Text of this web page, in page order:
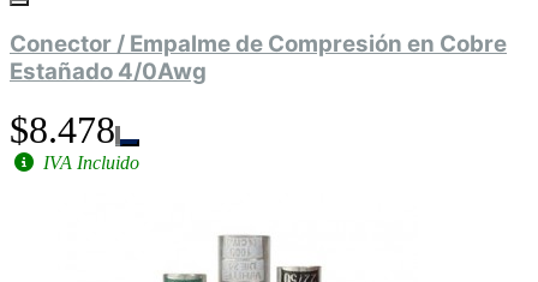
Conector / Empalme de Compresión en Cobre
Estañado 4/0Awg
$8.478
IVA Incluido